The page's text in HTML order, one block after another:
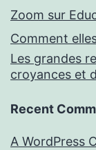
Zoom sur
Comment
Les grandes
croyances et
Recent
A WordPress